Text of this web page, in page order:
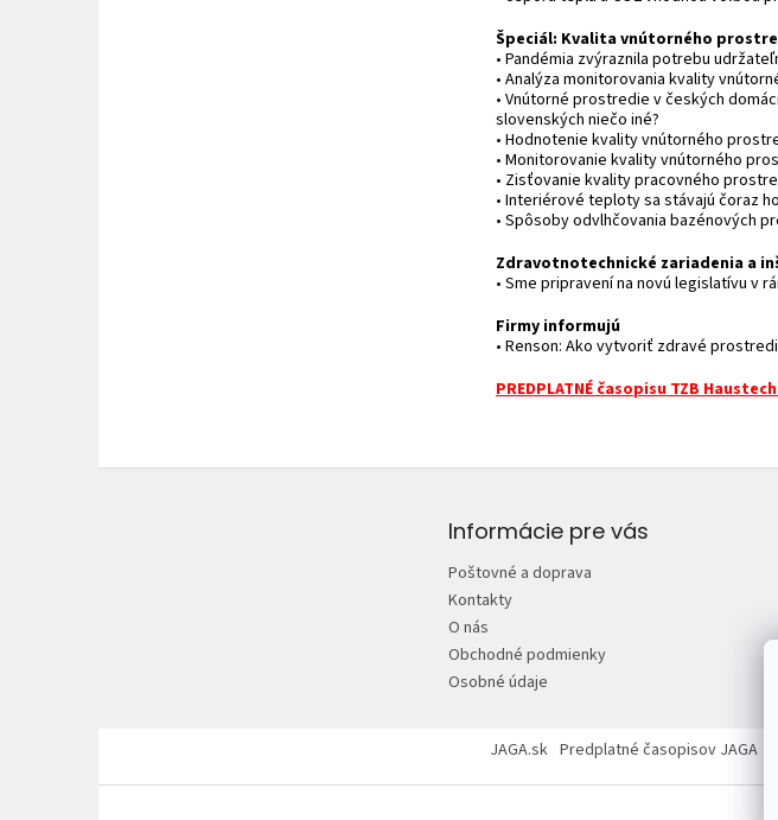
Špeciál: Kvalita vnútorného
• Pandémia zvýraznila potrebu
• Analýza monitorovania kvality
• Vnútorné prostredie v českých
slovenských niečo iné?
• Hodnotenie kvality vnútorného
• Monitorovanie kvality vnútorného
• Zisťovanie kvality pracovného
• Interiérové teploty sa stávajú čoraz
• Spôsoby odvlhčovania bazénových
Zdravotnotechnické zariadenia a
• Sme pripravení na novú legislatívu v
Firmy informujú
• Renson: Ako vytvoriť zdravé
PREDPLATNÉ časopisu TZB
Informácie pre vás
Poštovné a doprava
Kontakty
O nás
Obchodné podmienky
Osobné údaje
JAGA.sk Predplatné časopisov JAGA